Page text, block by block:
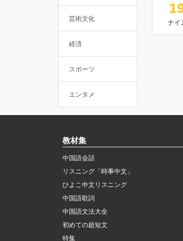
芸術文化
経済
スポーツ
エンタメ
ナイ
教材集
中国語会話
リスニング「時事中文」
ひよこ中文リスニング
中国語歌詞
中国語文法大全
初めての超短文
特集